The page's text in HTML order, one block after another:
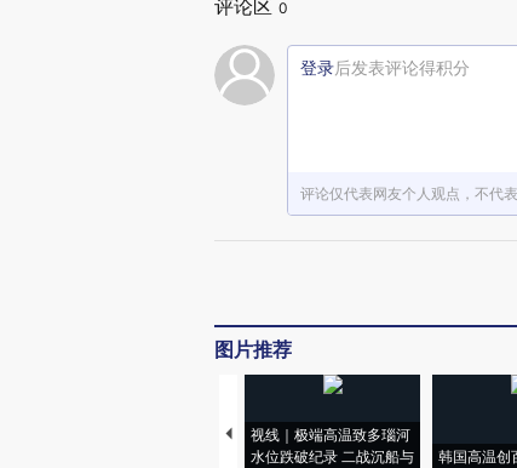
评论区 0
登录后发表评论得积分
评论仅代表网友个人观点，不代
图片推荐
视线｜极端高温致多瑙河
水位跌破纪录 二战沉船与
韩国高温创